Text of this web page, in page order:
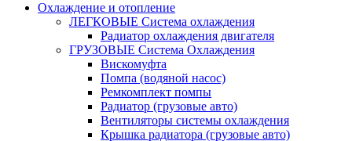
Охлаждение и отопление
ЛЕГКОВЫЕ Система охлаждения
Радиатор охлаждения двигателя
ГРУЗОВЫЕ Система Охлаждения
Вискомуфта
Помпа (водяной насос)
Ремкомплект помпы
Радиатор (грузовые авто)
Вентиляторы системы охлаждения
Крышка радиатора (грузовые авто)